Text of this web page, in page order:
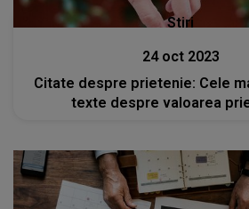
Stiri
24 oct 2023
Citate despre prietenie: Cele
texte despre valoarea